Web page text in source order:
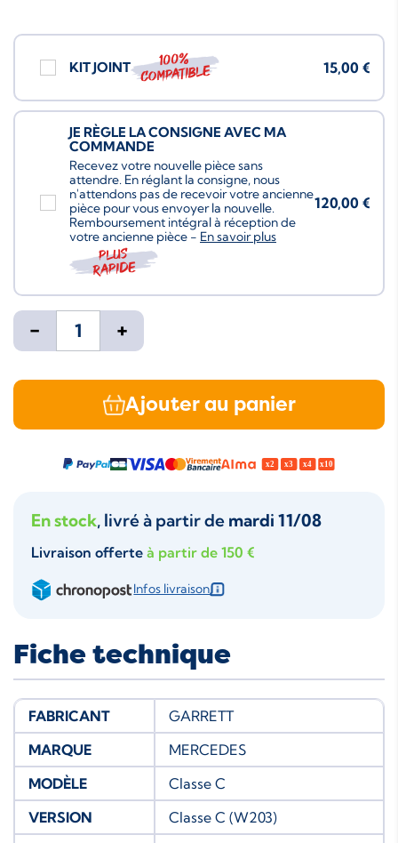
KIT JOINT 100%
compatible 15,00 €
JE RÈGLE LA CONSIGNE AVEC MA
COMMANDE
Recevez votre nouvelle pièce sans
attendre. En réglant la consigne, nous
n'attendons pas de recevoir votre ancienne
pièce pour vous envoyer la nouvelle.
Remboursement intégral à réception de
votre ancienne pièce - En savoir plus
Plus
rapide
120,00 €
- +
Ajouter au panier
En stock, livré à partir de mardi 11/08
Livraison offerte à partir de 150 €
Infos livraison
Fiche technique
FABRICANT
GARRETT
MARQUE
MERCEDES
MODÈLE
Classe C
VERSION
Classe C (W203)